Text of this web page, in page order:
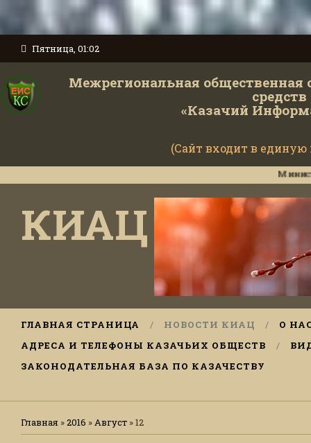
Пятница, 01:02
Межрегиональная общественная
«Казачий
(Сайт входит в
КИАЦ
ГЛАВНАЯ СТРАНИЦА НОВОСТИ КИАЦ
О
АДРЕСА И ТЕЛЕФОНЫ КАЗАЧЬИХ ОБЩЕСТВ
ЗАКОНОДАТЕЛЬНАЯ БАЗА ПО КАЗАЧЕСТВУ
Главная »2016 »Август »12